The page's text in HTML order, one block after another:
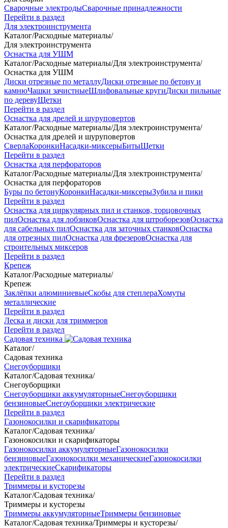
Сварочные электродыСварочные принадлежности
Перейти в раздел
Для электроинструмента
Каталог/Расходные материалы/
Для электроинструмента
Оснастка для УШМ
Каталог/Расходные материалы/Для электроинструмента/
Оснастка для УШМ
Диски отрезные по металлуДиски отрезные по бетону и
камнюЧашки зачистныеШлифовальные кругиДиски пильные
по деревуЩетки
Перейти в раздел
Оснастка для дрелей и шуруповертов
Каталог/Расходные материалы/Для электроинструмента/
Оснастка для дрелей и шуруповертов
СверлаКоронкиНасадки-миксерыБитыЩетки
Перейти в раздел
Оснастка для перфораторов
Каталог/Расходные материалы/Для электроинструмента/
Оснастка для перфораторов
Буры по бетонуКоронкиНасадки-миксерыЗубила и пики
Перейти в раздел
Оснастка для циркулярных пил и станков, торцовочных
пилОснастка для лобзиковОснастка для штроборезовОснастка
для сабельных пилОснастка для заточных станковОснастка
для отрезных пилОснастка для фрезеровОснастка для
строительных миксеров
Перейти в раздел
Крепеж
Каталог/Расходные материалы/
Крепеж
Заклёпки алюминиевыеСкобы для степлераХомуты
металлические
Перейти в раздел
Леска и диски для триммеров
Перейти в раздел
Садовая техника
Каталог/
Садовая техника
Снегоуборщики
Каталог/Садовая техника/
Снегоуборщики
Снегоуборщики аккумуляторныеСнегоуборщики
бензиновыеСнегоуборщики электрические
Перейти в раздел
Газонокосилки и скарификаторы
Каталог/Садовая техника/
Газонокосилки и скарификаторы
Газонокосилки аккумуляторныеГазонокосилки
бензиновыеГазонокосилки механическиеГазонокосилки
электрическиеСкарификаторы
Перейти в раздел
Триммеры и кусторезы
Каталог/Садовая техника/
Триммеры и кусторезы
Триммеры аккумуляторныеТриммеры бензиновые
Каталог/Садовая техника/Триммеры и кусторезы/